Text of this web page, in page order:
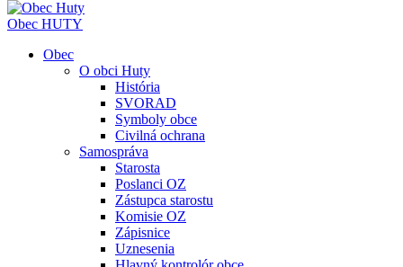
Obec HUTY
Obec
O obci Huty
História
SVORAD
Symboly obce
Civilná ochrana
Samospráva
Starosta
Poslanci OZ
Zástupca starostu
Komisie OZ
Zápisnice
Uznesenia